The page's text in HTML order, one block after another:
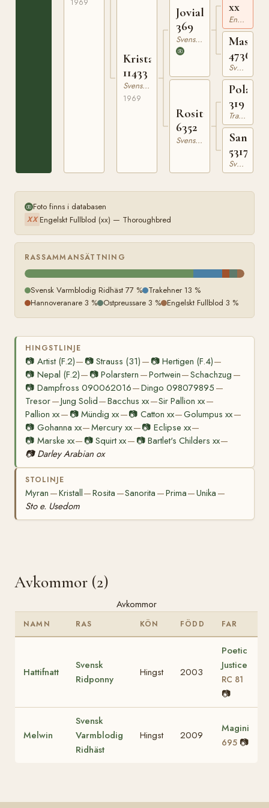
1969
Kristall
11433
Svensk Varmblodig Ridhäst
1969
Jovial
369
Svensk Varmblodig Ridhäst
Rosita
6352
Svensk Varmblodig Ridhäst
xx
Engelskt Fullblod
4736
Svensk Varmblodig Ridhäst
319
Trakehner
5317
Svensk Varmblodig Ridhäst
Foto finns i databasen
XX Engelskt Fullblod (xx) — Thoroughbred
RASSAMMANSÄTTNING
Svensk Varmblodig Ridhäst 77 % Trakehner 13 %
Hannoveranare 3 % Ostpreussare 3 % Engelskt Fullblod 3 %
HINGSTLINJE
📷 Artist (F.2)— 📷Strauss (31) — 📷 Hertigen (F.4)—
📷 Nepal (F.2)— 📷Polarstern —Portwein—Schachzug —
📷 Dampfross 090062016—Dingo 098079895 —
Tresor—Jung Solid—Bacchus xx—Sir Pallion xx—
Pallion xx— 📷Mündig xx—📷 Catton xx—Golumpus xx—
📷 Gohanna xx—Mercury xx—📷 Eclipse xx—
📷 Marske xx— 📷Squirt xx— 📷 Bartlet's Childers xx—
📷 Darley Arabian ox
STOLINJE
Myran —Kristall—Rosita —Sanorita —Prima—Unika —
Sto e. Usedom
Avkommor (2)
Avkommor
NAMN RAS KÖN FÖDD FAR
Hattifnatt
Svensk
Ridponny
Hingst 2003
Poetic
Justice
RC 81
📷
Melwin
Svensk
Varmblodig
Ridhäst
Hingst 2009
Magini
695 📷